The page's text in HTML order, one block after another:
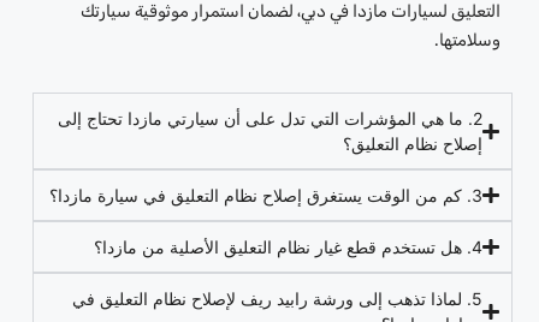
التعليق لسيارات مازدا في دبي، لضمان استمرار موثوقية سيارتك
وسلامتها.
2. ما هي المؤشرات التي تدل على أن سيارتي مازدا تحتاج إلى
إصلاح نظام التعليق؟
3. كم من الوقت يستغرق إصلاح نظام التعليق في سيارة مازدا؟
4. هل تستخدم قطع غيار نظام التعليق الأصلية من مازدا؟
5. لماذا تذهب إلى ورشة رابيد ريف لإصلاح نظام التعليق في